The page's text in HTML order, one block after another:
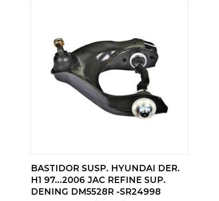
BASTIDOR SUSP. HYUNDAI DER.
H1 97...2006 JAC REFINE SUP.
DENING DM5528R -SR24998